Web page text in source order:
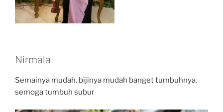
Nirmala
Semainya mudah. bijinya mudah banget tumbuhnya.
semoga tumbuh subur